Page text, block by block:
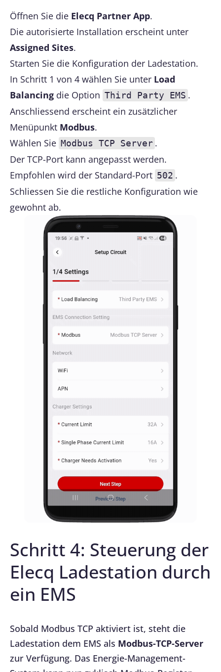
Öffnen Sie die Elecq Partner App.
Die autorisierte Installation erscheint unter
Assigned Sites.
Starten Sie die Konfiguration der Ladestation.
In Schritt 1 von 4 wählen Sie unter Load
Balancing die Option Third Party EMS .
Anschliessend erscheint ein zusätzlicher
Menüpunkt Modbus.
Wählen Sie Modbus TCP Server .
Der TCP-Port kann angepasst werden.
Empfohlen wird der Standard-Port 502 .
Schliessen Sie die restliche Konfiguration wie
gewohnt ab.
Schritt 4: Steuerung der
Elecq Ladestation durch
ein EMS
Sobald Modbus TCP aktiviert ist, steht die
Ladestation dem EMS als Modbus-TCP-Server
zur Verfügung. Das Energie-Management-